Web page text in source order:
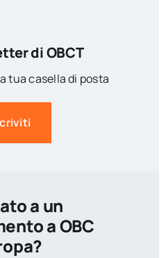
di OBCT
tua casella di posta
a un
a OBC